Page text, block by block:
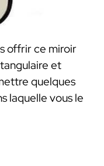
offrir ce miroir
et
quelques
laquelle vous le